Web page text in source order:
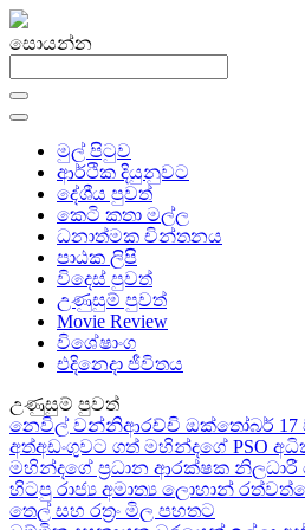
සොයන්න
මුල් පිටුව
ආර්ථික දියුනුවට
දේශීය පුවත්
කෙටි කතා මල්ල
ධනාත්මක චින්තනය
පාඨක ලිපි
විදෙස් පුවත්
උණුසුම් පුවත්
Movie Review
විශේෂාංග
එදිනෙදා ජීවිතය
උණුසුම් පුවත්
නෙවිල් වන්නිආරච්චි ඔක්තෝබර් 17
අත්අඩංගුවට ගත් මහින්දගේ PSO
මහින්දගේ ප්‍රධාන ආරක්ෂක නිලධාරී
හිටපු රාජ්‍ය අමාත්‍ය ලොහාන්
තෙල් සහ රත්‍රං මිල පහතට